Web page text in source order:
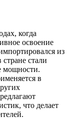
когда
освоение
из
стали
мощности.
в
что делает